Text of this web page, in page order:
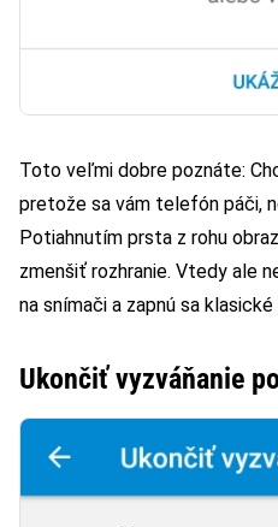
Toto veľmi dobre poznáte:
pretože sa vám telefón páči,
Potiahnutím prsta z rohu
zmenšiť rozhranie. Vtedy ale
na snímači a zapnú sa
Ukončiť vyzváňanie